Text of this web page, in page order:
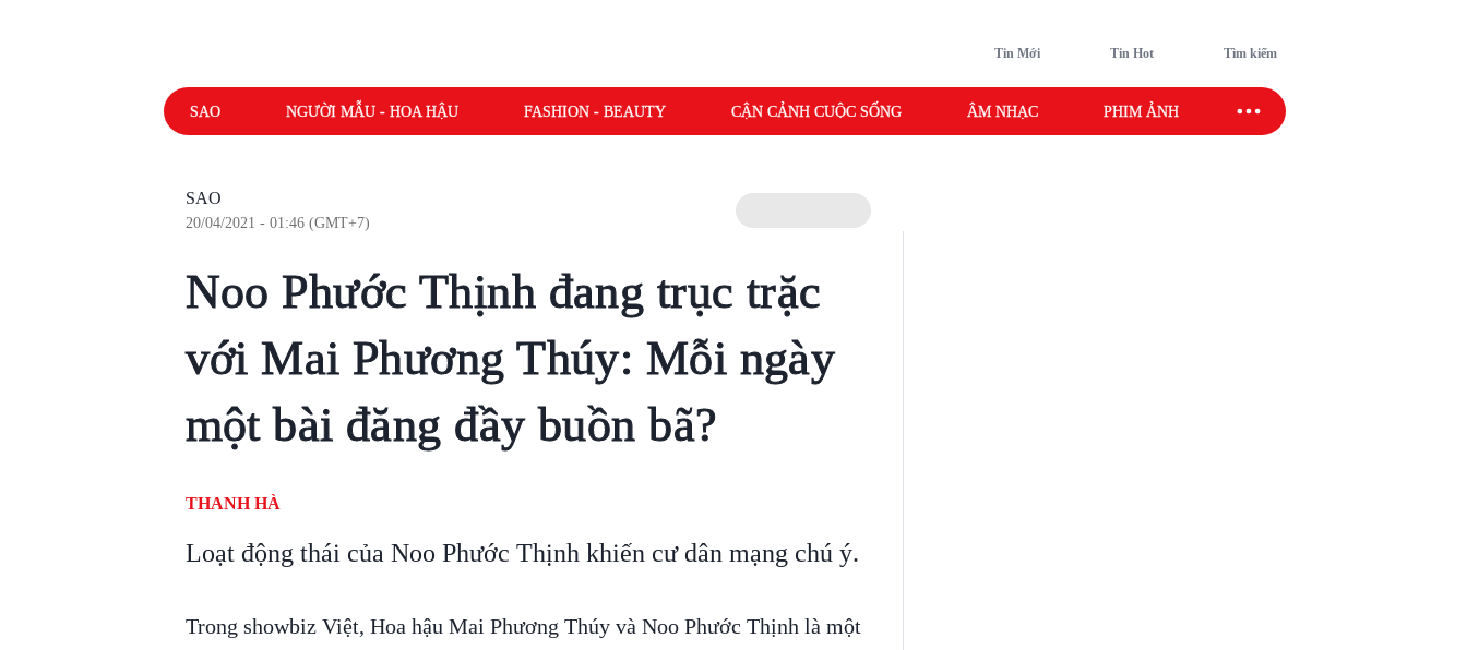
Tin Mới Tin Hot Tìm kiếm
SAO NGƯỜI MẪU - HOA HẬU FASHION - BEAUTY CẬN CẢNH CUỘC SỐNG ÂM NHẠC PHIM ẢNH SAO SPORT
SAO
20/04/2021 - 01:46 (GMT+7)
Noo Phước Thịnh đang trục trặc
với Mai Phương Thúy: Mỗi ngày
một bài đăng đầy buồn bã?
THANH HÀ
Loạt động thái của Noo Phước Thịnh khiến cư dân mạng chú ý.
Trong showbiz Việt, Hoa hậu Mai Phương Thúy và Noo Phước Thịnh là một